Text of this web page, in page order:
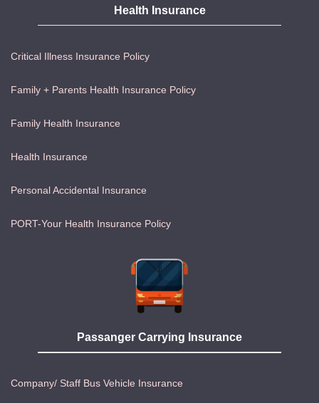
Health Insurance
Critical Illness Insurance Policy
Family + Parents Health Insurance Policy
Family Health Insurance
Health Insurance
Personal Accidental Insurance
PORT-Your Health Insurance Policy
Passanger Carrying Insurance
Company/ Staff Bus Vehicle Insurance